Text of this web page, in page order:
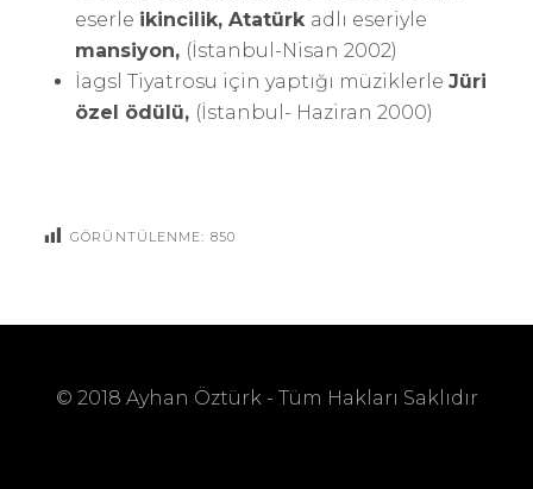
eserle ikincilik, Atatürk adlı eseriyle
mansiyon, (İstanbul-Nisan 2002)
İagsl Tiyatrosu için yaptığı müziklerle Jüri
özel ödülü, (İstanbul- Haziran 2000)
GÖRÜNTÜLENME: 850
© 2018 Ayhan Öztürk - Tüm Hakları Saklıdır